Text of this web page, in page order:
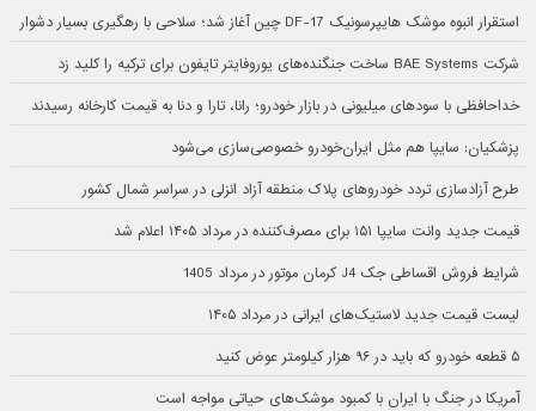
استقرار انبوه موشک هایپرسونیک DF-17 چین آغاز شد؛ سلاحی با رهگیری بسیار دشوار
شرکت BAE Systems ساخت جنگنده‌های یوروفایتر تایفون برای ترکیه را کلید زد
خداحافظی با سودهای میلیونی در بازار خودرو؛ رانا، تارا و دنا به قیمت کارخانه رسیدند
پزشکیان: سایپا هم مثل ایران‌خودرو خصوصی‌سازی می‌شود
طرح آزادسازی تردد خودروهای پلاک منطقه آزاد انزلی در سراسر شمال کشور
قیمت جدید وانت سایپا ۱۵۱ برای مصرف‌کننده در مرداد ۱۴۰۵ اعلام شد
شرایط فروش اقساطی جک J4 کرمان موتور در مرداد 1405
لیست قیمت جدید لاستیک‌های ایرانی در مرداد ۱۴۰۵
۵ قطعه خودرو که باید در ۹۶ هزار کیلومتر عوض کنید
آمریکا در جنگ با ایران با کمبود موشک‌های حیاتی مواجه است